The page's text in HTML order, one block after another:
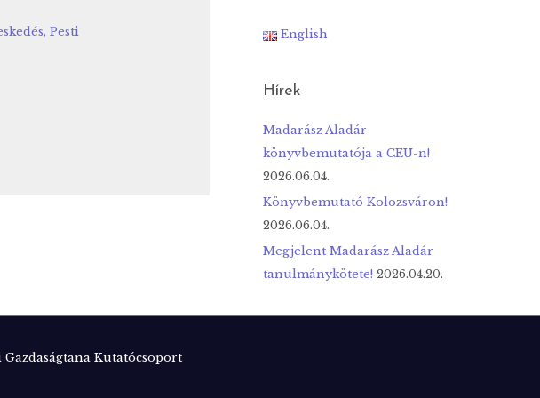
, Pesti
English
Hírek
Madarász Aladár
könyvbemutatója a CEU-n!
2026.06.04.
Könyvbemutató Kolozsváron!
2026.06.04.
Megjelent Madarász Aladár
tanulmánykötete! 2026.04.20.
Kutatócsoport